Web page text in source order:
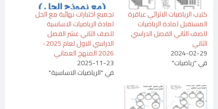
كتيب الرياضيات الاثرائي عباقرة
المستقبل لمادة الرياضيات
للصف الثاني الفصل الدراسي
الثاني
2024-02-29
في "رياضيات"
تجميع اختبارات نهائية مع الحل
لمادة الرياضيات الاساسية
للصف الثاني عشر الفصل
الدراسي الاول لعام 2025-
2026 المنهج العماني
2025-11-23
في "الرياضيات الاساسية"